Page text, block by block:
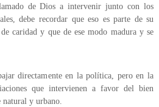
de Dios a intervenir junto con los
debe recordar que eso es parte de su
caridad y que de ese modo madura y se
directamente en la política, pero en la
que intervienen a favor del bien
natural y urbano.